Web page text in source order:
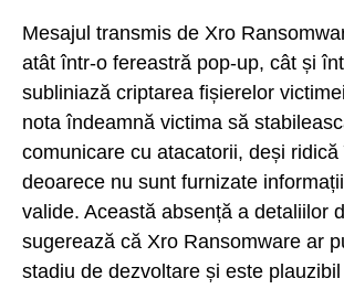
Mesajul transmis de Xro
atât într-o fereastră pop-up, cât și
subliniază criptarea fișierelor
nota îndeamnă victima să
comunicare cu atacatorii, deși
deoarece nu sunt furnizate
valide. Această absență a detaliilor
sugerează că Xro Ransomware ar
stadiu de dezvoltare și este